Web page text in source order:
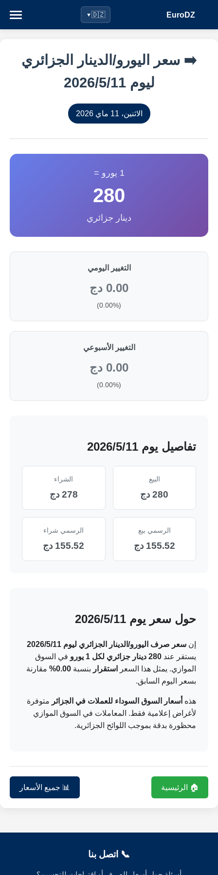
EuroDZ
🇩🇿
▼
➡️ سعر اليورو/الدينار الجزائري
ليوم 11‏/5‏/2026
الاثنين، 11 ماي 2026
1 يورو =
280
دينار جزائري
التغيير اليومي
0.00 دج
(0.00%)
التغيير الأسبوعي
0.00 دج
(0.00%)
تفاصيل يوم 11‏/5‏/2026
البيع
280 دج
الشراء
278 دج
الرسمي بيع
155.52 دج
الرسمي شراء
155.52 دج
حول سعر يوم 11‏/5‏/2026
إن سعر صرف اليورو/الدينار الجزائري ليوم 11‏/5‏/2026
يستقر عند 280 دينار جزائري لكل 1 يورو
في السوق
الموازي. يمثل هذا السعر
استقرار بنسبة 0.00%
مقارنة
بسعر اليوم السابق.
هذه أسعار السوق السوداء للعملات في الجزائر متوفرة
لأغراض إعلامية فقط. المعاملات في السوق الموازي
محظورة بدقة بموجب اللوائح الجزائرية.
🏠 الرئيسية 📊 جميع الأسعار
📞 اتصل بنا